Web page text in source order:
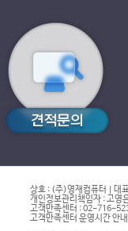
상호 : (주)영재컴퓨터 | 대
개인정보관리책임자 : 고영
고객만족센터 : 02-716-
고객만족센터 운영시간 안